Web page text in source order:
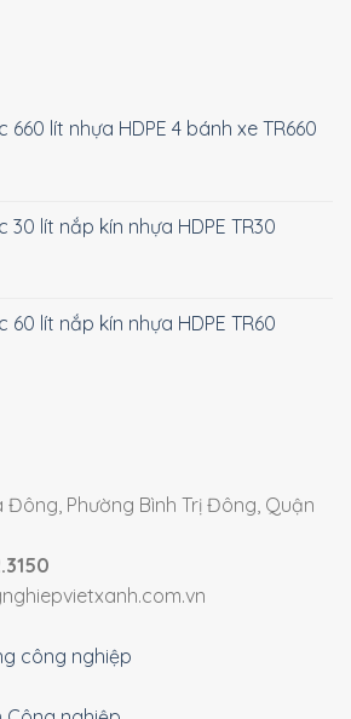
660 lít nhựa HDPE 4 bánh xe TR660
30 lít nắp kín nhựa HDPE TR30
60 lít nắp kín nhựa HDPE TR60
Đông, Phường Bình Trị Đông, Quận
công nghiệp